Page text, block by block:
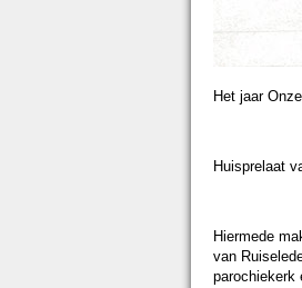
Het jaar
Huisprelaat
Hiermede
van
parochiekerk